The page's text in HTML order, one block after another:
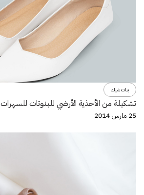
بنات شيك
تشكيلة من الأحذية الأرضي للبنوتات للسهرات
25 مارس 2014